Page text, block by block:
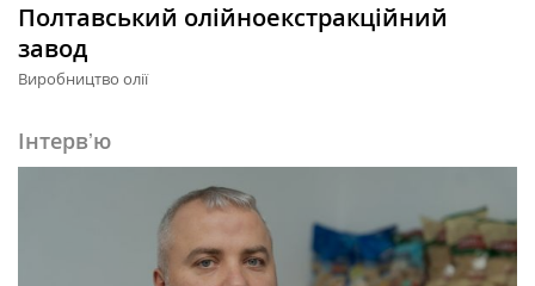
Полтавський олійноекстракційний
завод
Виробництво олії
Інтервʼю